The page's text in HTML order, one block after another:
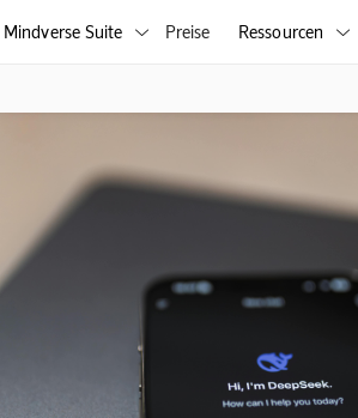
Mindverse Suite  Preise Ressourcen 